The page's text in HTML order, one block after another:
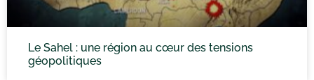
Le Sahel : une région au cœur des tensions
géopolitiques